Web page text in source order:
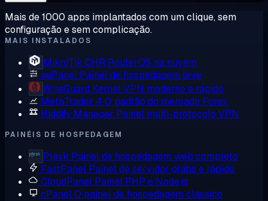
Mais de 1000 apps implantados com um clique, sem
configuração e sem complicação.
MAIS INSTALADOS
MikroTik CHR RouterOS na nuvem
aaPanel Painel de hospedagem leve
WireGuard Kernel VPN moderno e rápido
MetaTrader 4 O padrão do mercado Forex
Hiddify Manager Painel multi-protocolo VPN
PAINÉIS DE HOSPEDAGEM
Plesk Painel de hospedagem web completo
FastPanel Painel de servidor grátis e rápido
CloudPanel Painel PHP e Node.js
cPanelO painel de hospedagem clássico